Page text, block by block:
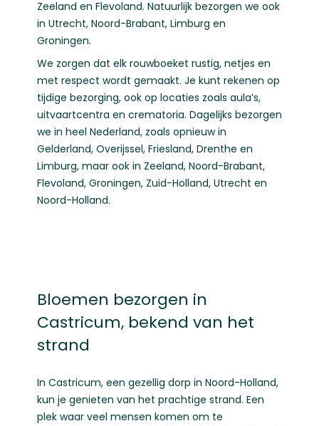
Zeeland en Flevoland. Natuurlijk bezorgen we ook
in Utrecht, Noord-Brabant, Limburg en
Groningen.
We zorgen dat elk rouwboeket rustig, netjes en
met respect wordt gemaakt. Je kunt rekenen op
tijdige bezorging, ook op locaties zoals aula’s,
uitvaartcentra en crematoria. Dagelijks bezorgen
we in heel Nederland, zoals opnieuw in
Gelderland, Overijssel, Friesland, Drenthe en
Limburg, maar ook in Zeeland, Noord-Brabant,
Flevoland, Groningen, Zuid-Holland, Utrecht en
Noord-Holland.
Bloemen bezorgen in
Castricum, bekend van het
strand
In Castricum, een gezellig dorp in Noord-Holland,
kun je genieten van het prachtige strand. Een
plek waar veel mensen komen om te